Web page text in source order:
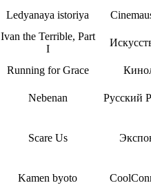
Ledyanaya istoriya
Ivan the Terrible, Part
I
Running for Grace
Nebenan Русский
Scare Us
Kamen byoto